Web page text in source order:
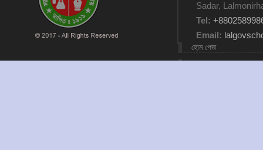
Sadar,
Tel:
Email:
হোম পেজ